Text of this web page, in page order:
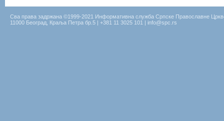
Сва права задржана ©1999-2021 Информативна служба Српске Православне
11000 Београд, Краља Петра бр.5 | +381 11 3025 101 | info@spc.rs